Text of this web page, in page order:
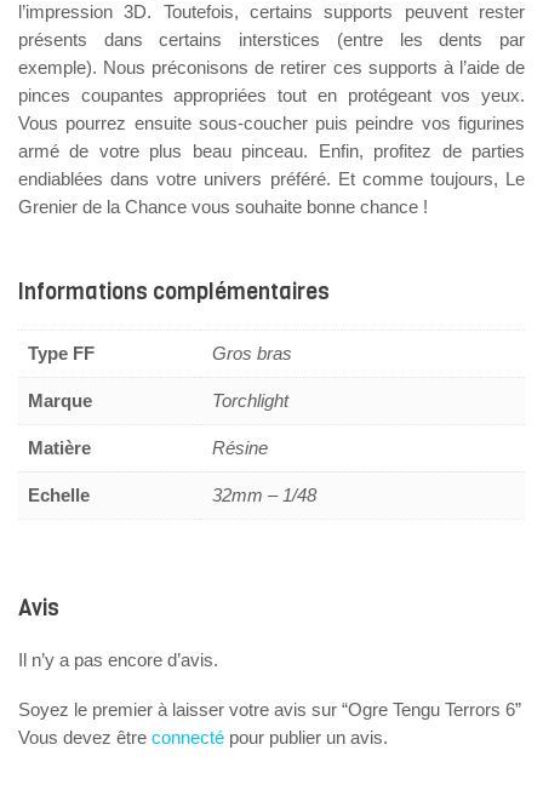
l’impression 3D. Toutefois, certains supports peuvent rester
présents dans certains interstices (entre les dents par
exemple). Nous préconisons de retirer ces supports à l’aide de
pinces coupantes appropriées tout en protégeant vos yeux.
Vous pourrez ensuite sous-coucher puis peindre vos figurines
armé de votre plus beau pinceau. Enfin, profitez de parties
endiablées dans votre univers préféré. Et comme toujours, Le
Grenier de la Chance vous souhaite bonne chance !
Informations complémentaires
Type FF Gros bras
Marque Torchlight
Matière Résine
Echelle 32mm – 1/48
Avis
Il n’y a pas encore d’avis.
Soyez le premier à laisser votre avis sur “Ogre Tengu Terrors 6”
Vous devez être connecté pour publier un avis.